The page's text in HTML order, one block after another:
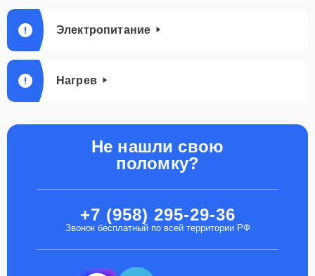
Электропитание
Нагрев
Не нашли свою
поломку?
+7 (958) 295-29-36
Звонок бесплатный по всей территории РФ